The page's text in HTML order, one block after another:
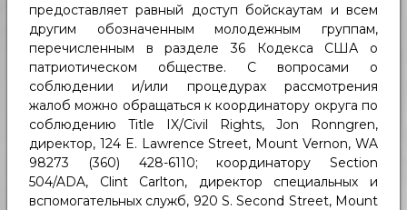
предоставляет равный доступ бойскаутам и всем
другим обозначенным молодежным группам,
перечисленным в разделе 36 Кодекса США о
патриотическом обществе. С вопросами о
соблюдении и/или процедурах рассмотрения
жалоб можно обращаться к координатору округа по
соблюдению Title IX/Civil Rights, Jon Ronngren,
директор, 124 E. Lawrence Street, Mount Vernon, WA
98273 (360) 428-6110; координатору Section
504/ADA, Clint Carlton, директор специальных и
вспомогательных служб, 920 S. Second Street, Mount